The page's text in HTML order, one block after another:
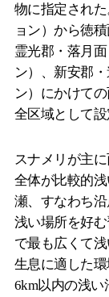
物に指定され
ョン）から徳
霊光郡・落月
ン）、新安郡
ン）にかけて
全区域として設
スナメリが主
全体が比較的
瀬、すなわち
浅い場所を好
で最も広くて
生息に適した
6km以内の浅